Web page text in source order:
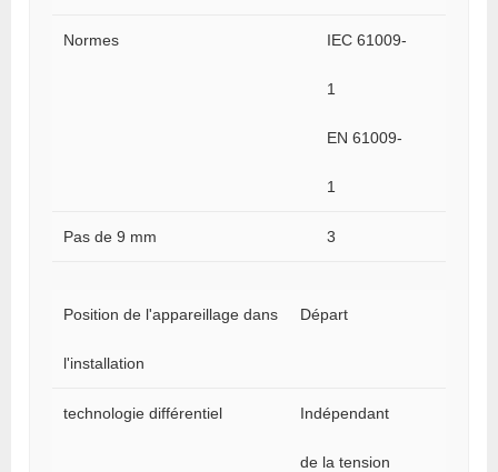
Normes IEC 61009-
1
EN 61009-
1
Pas de 9 mm 3
Position de l'appareillage dans
l'installation
Départ
technologie différentiel Indépendant
de la tension